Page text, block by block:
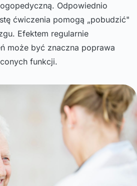
Odpowiednio
ćwiczenia pomogą „pobudzić"
Efektem regularnie
może być znaczna poprawa
funkcji.